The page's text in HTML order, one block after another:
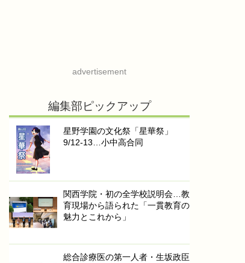
advertisement
編集部ピックアップ
星野学園の文化祭「星華祭」
9/12-13…小中高合同
関西学院・初の全学校説明会…教
育現場から語られた「一貫教育の
魅力とこれから」
総合診療医の第一人者・生坂政臣